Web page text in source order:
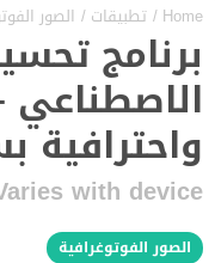
Home
/ تطبيقات / الصور
برنامج
واحترافية
with device
الصور الفوتوغرافية